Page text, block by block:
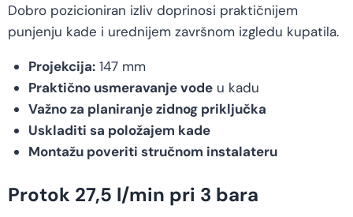
Dobro pozicioniran izliv doprinosi praktičnijem
punjenju kade i urednijem završnom izgledu kupatila.
Projekcija:147 mm
Praktično usmeravanje vodeu kadu
Važno za planiranje zidnog priključka
Uskladiti sa položajem kade
Montažu poveriti stručnom instalateru
Protok 27,5 l/min pri 3 bara